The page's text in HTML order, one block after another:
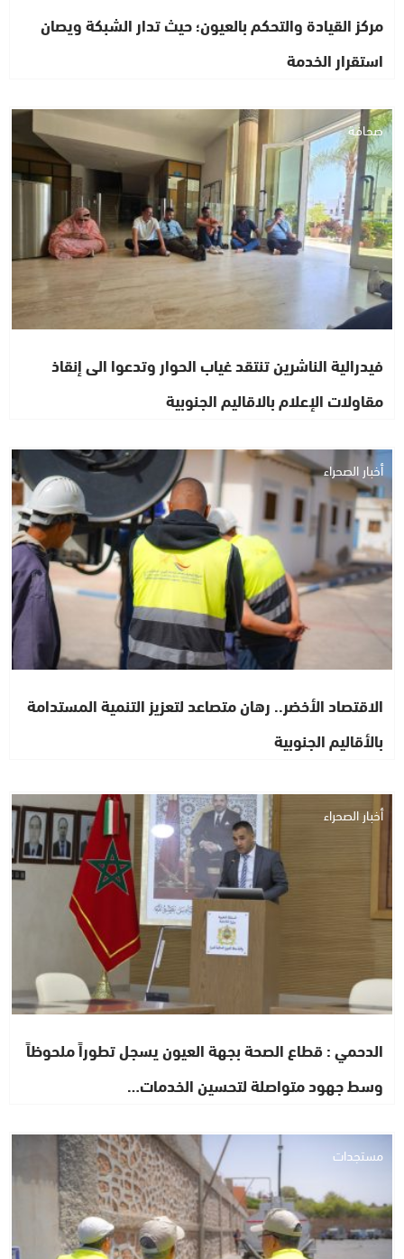
مركز القيادة والتحكم بالعيون؛ حيث تدار الشبكة ويصان
استقرار الخدمة
صحافة
فيدرالية الناشرين تنتقد غياب الحوار وتدعوا الى إنقاذ
مقاولات الإعلام بالاقاليم الجنوبية
أخبار الصحراء
الاقتصاد الأخضر.. رهان متصاعد لتعزيز التنمية المستدامة
بالأقاليم الجنوبية
أخبار الصحراء
الدحمي : قطاع الصحة بجهة العيون يسجل تطوراً ملحوظاً
وسط جهود متواصلة لتحسين الخدمات…
مستجدات